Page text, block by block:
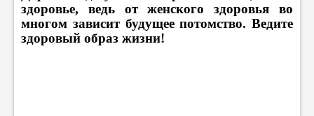
здоровье, ведь от женского здоровья во
многом зависит будущее потомство. Ведите
здоровый образ жизни!